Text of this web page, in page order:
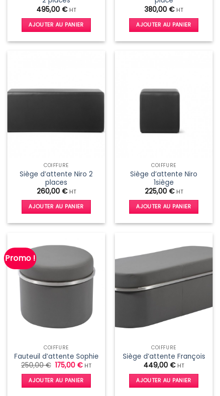
495,00 € HT
AJOUTER AU PANIER
380,00 € HT
AJOUTER AU PANIER
COIFFURE
Siège d’attente Niro 2
places
260,00 € HT
AJOUTER AU PANIER
COIFFURE
Siège d’attente Niro
1siège
225,00 € HT
AJOUTER AU PANIER
Promo !
COIFFURE
Fauteuil d’attente Sophie
250,00€ Le
prix
initial
était :
250,00 €.
175,00€Le
actuel
est :
175,00 €.
HT
AJOUTER AU PANIER
COIFFURE
Siège d’attente François
449,00 € HT
AJOUTER AU PANIER